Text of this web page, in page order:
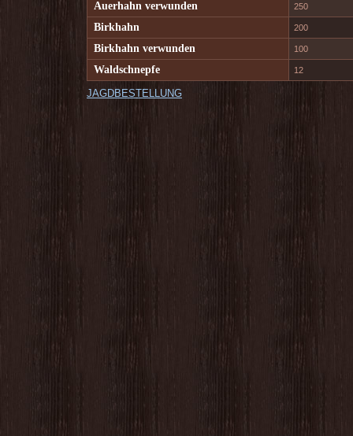
Auerhahn verwunden 250
Birkhahn 200
Birkhahn verwunden 100
Waldschnepfe 12
JAGDBESTELLUNG